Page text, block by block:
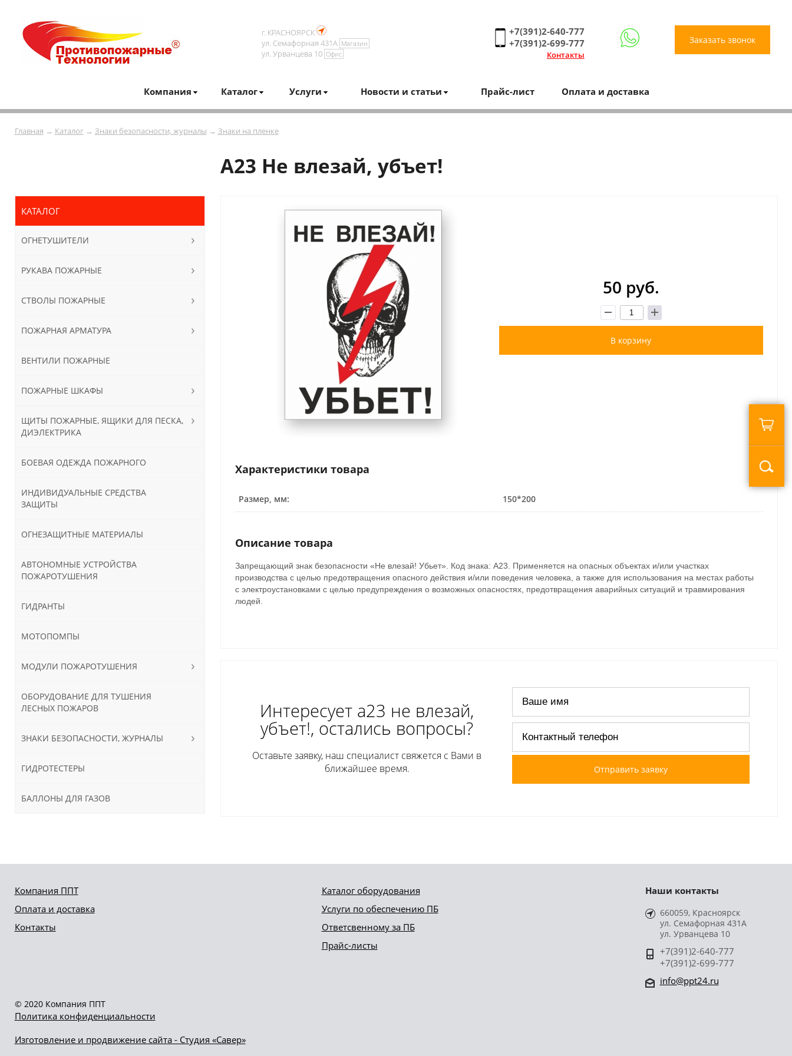
г. КРАСНОЯРСК
ул. Семафорная 431А Магазин
ул. Урванцева 10 Офис
+7(391)2-640-777
+7(391)2-699-777
Контакты
Заказать звонок
Компания Каталог Услуги Новости и статьи Прайс-лист Оплата и доставка
Главная → Каталог → Знаки безопасности, журналы → Знаки на пленке
А23 Не влезай, убъет!
50 руб.
В корзину
Характеристики товара
Размер, мм: 150*200
Описание товара
Запрещающий знак безопасности «Не влезай! Убьет». Код знака: А23. Применяется на опасных объектах и/или участках
производства с целью предотвращения опасного действия и/или поведения человека, а также для использования на местах работы
с электроустановками с целью предупреждения о возможных опасностях, предотвращения аварийных ситуаций и травмирования
людей.
Интересует а23 не влезай,
убъет!, остались вопросы?
Оставьте заявку, наш специалист свяжется с Вами в
ближайшее время.
Отправить заявку
КАТАЛОГ
ОГНЕТУШИТЕЛИ
РУКАВА ПОЖАРНЫЕ
СТВОЛЫ ПОЖАРНЫЕ
ПОЖАРНАЯ АРМАТУРА
ВЕНТИЛИ ПОЖАРНЫЕ
ПОЖАРНЫЕ ШКАФЫ
ЩИТЫ ПОЖАРНЫЕ, ЯЩИКИ ДЛЯ ПЕСКА,
ДИЭЛЕКТРИКА
БОЕВАЯ ОДЕЖДА ПОЖАРНОГО
ИНДИВИДУАЛЬНЫЕ СРЕДСТВА
ЗАЩИТЫ
ОГНЕЗАЩИТНЫЕ МАТЕРИАЛЫ
АВТОНОМНЫЕ УСТРОЙСТВА
ПОЖАРОТУШЕНИЯ
ГИДРАНТЫ
МОТОПОМПЫ
МОДУЛИ ПОЖАРОТУШЕНИЯ
ОБОРУДОВАНИЕ ДЛЯ ТУШЕНИЯ
ЛЕСНЫХ ПОЖАРОВ
ЗНАКИ БЕЗОПАСНОСТИ, ЖУРНАЛЫ
ГИДРОТЕСТЕРЫ
БАЛЛОНЫ ДЛЯ ГАЗОВ
Компания ППТ
Оплата и доставка
Контакты
Каталог оборудования
Услуги по обеспечению ПБ
Ответсвенному за ПБ
Прайс-листы
Наши контакты
660059, Красноярск
ул. Семафорная 431А
ул. Урванцева 10
+7(391)2-640-777
+7(391)2-699-777
info@ppt24.ru
© 2020 Компания ППТ
Политика конфиденциальности
Изготовление и продвижение сайта - Студия «Савер»